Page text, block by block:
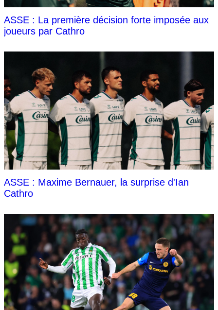
ASSE : La première décision forte imposée aux
joueurs par Cathro
ASSE : Maxime Bernauer, la surprise d'Ian
Cathro